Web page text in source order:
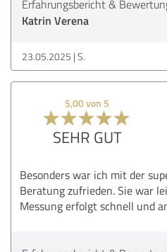
Erfahrungsbericht &
Katrin Verena
23.05.2025 S.
5,00 von 5
SEHR GUT
Besonders war ich mit der
Beratung zufrieden. Sie war
Messung erfolgt schnell und